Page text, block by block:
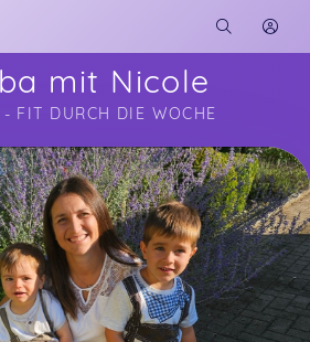
mit Nicole
- FIT DURCH DIE WOCHE
about me here...